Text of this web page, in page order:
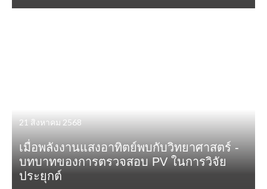
21 สิงหาคม 2568
เมื่อพลังงานแสงอาทิตย์พบกับวิทยาศาสตร์ -
บทบาทของการตรวจสอบ PV ในการวิจัย
ประยุกต์